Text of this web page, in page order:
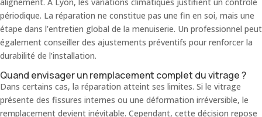
périodique. La réparation ne constitue pas une fin en soi, mais une
étape dans l’entretien global de la menuiserie. Un professionnel peut
également conseiller des ajustements préventifs pour renforcer la
durabilité de l’installation.
Quand envisager un remplacement complet du vitrage ?
Dans certains cas, la réparation atteint ses limites. Si le vitrage
présente des fissures internes ou une déformation irréversible, le
remplacement devient inévitable. Cependant, cette décision repose